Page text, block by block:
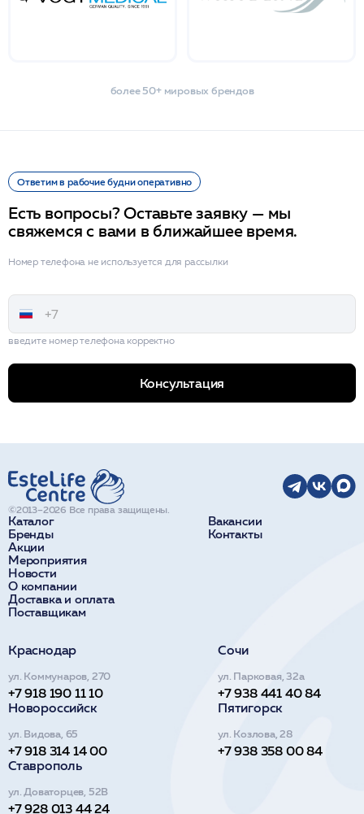
более 50+ мировых брендов
Ответим в рабочие будни оперативно
Есть вопросы? Оставьте заявку — мы
свяжемся с вами в ближайшее время.
Номер телефона не используется для рассылки
введите номер телефона корректно
Консультация
Каталог
Бренды
Акции
Мероприятия
Новости
О компании
Доставка и оплата
Поставщикам
Вакансии
Контакты
©2013–2026 Все права защищены.
Краснодар
ул. Коммунаров, 270
+7 918 190 11 10
Сочи
ул. Парковая, 32а
+7 938 441 40 84
Новороссийск
ул. Видова, 65
+7 918 314 14 00
Пятигорск
ул. Козлова, 28
+7 938 358 00 84
Ставрополь
ул. Доваторцев, 52В
+7 928 013 44 24